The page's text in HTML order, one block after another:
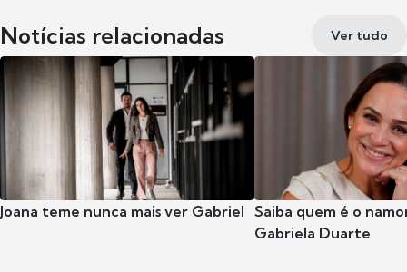
Notícias relacionadas Ver tudo
Joana teme nunca mais ver Gabriel Saiba quem é o
Gabriela Duarte